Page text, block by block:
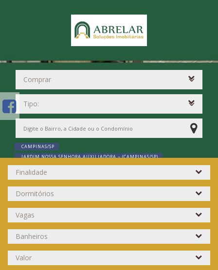
CAMPINAS/SP
JARDIM NOSSA SENHORA AUXILIADORA ~ (CAMPINAS/SP)